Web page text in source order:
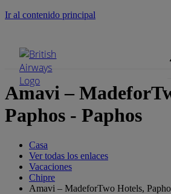
Ir al contenido principal
Amavi –
Paphos - Paphos
Casa
Ver todas los enlaces
Vacaciones
Chipre
Amavi – MadeforTwo Hotels,